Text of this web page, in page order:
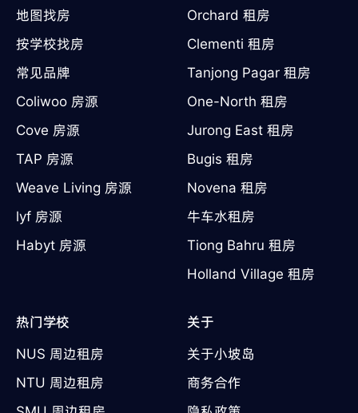
地图找房
按学校找房
常见品牌
Coliwoo 房源
Cove 房源
TAP 房源
Weave Living 房源
lyf 房源
Habyt 房源
Orchard 租房
Clementi 租房
Tanjong Pagar 租房
One-North 租房
Jurong East 租房
Bugis 租房
Novena 租房
牛车水租房
Tiong Bahru 租房
Holland Village 租房
热门学校
NUS 周边租房
NTU 周边租房
关于
关于小坡岛
商务合作